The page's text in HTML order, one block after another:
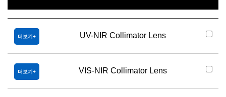
더보기 UV-NIR Collimator Lens
더보기 VIS-NIR Collimator Lens